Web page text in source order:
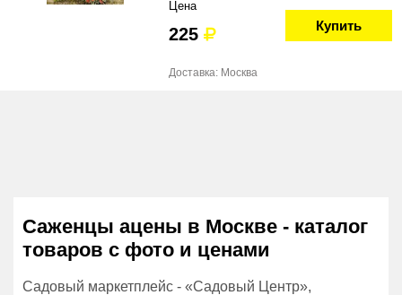
Цена
225 Купить
Доставка: Москва
Саженцы ацены в Москве - каталог
товаров с фото и ценами
Садовый маркетплейс - «Садовый Центр»,